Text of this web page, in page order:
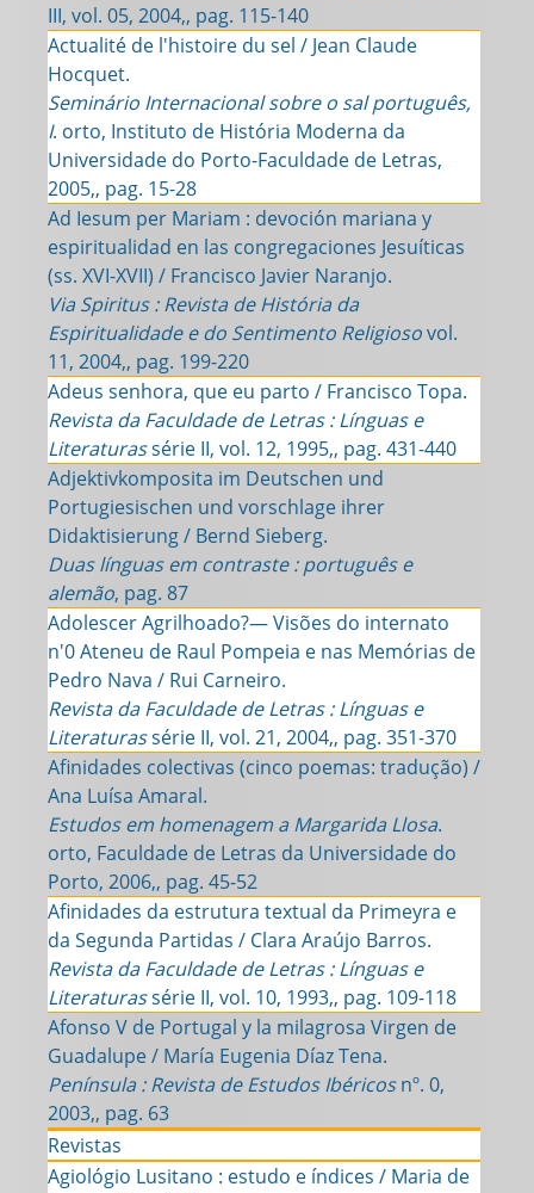
III, vol. 05, 2004,, pag. 115-140
Actualité de l'histoire du sel / Jean Claude
Hocquet.
Seminário Internacional sobre o sal português,
I. orto, Instituto de História Moderna da
Universidade do Porto-Faculdade de Letras,
2005,, pag. 15-28
Ad Iesum per Mariam : devoción mariana y
espiritualidad en las congregaciones Jesuíticas
(ss. XVI-XVII) / Francisco Javier Naranjo.
Via Spiritus : Revista de História da
Espiritualidade e do Sentimento Religiosovol.
11, 2004,, pag. 199-220
Adeus senhora, que eu parto / Francisco Topa.
Revista da Faculdade de Letras : Línguas e
Literaturassérie II, vol. 12, 1995,, pag. 431-440
Adjektivkomposita im Deutschen und
Portugiesischen und vorschlage ihrer
Didaktisierung / Bernd Sieberg.
Duas línguas em contraste : português e
alemão, pag. 87
Adolescer Agrilhoado?— Visões do internato
n'0 Ateneu de Raul Pompeia e nas Memórias de
Pedro Nava / Rui Carneiro.
Revista da Faculdade de Letras : Línguas e
Literaturassérie II, vol. 21, 2004,, pag. 351-370
Afinidades colectivas (cinco poemas: tradução) /
Ana Luísa Amaral.
Estudos em homenagem a Margarida Llosa.
orto, Faculdade de Letras da Universidade do
Porto, 2006,, pag. 45-52
Afinidades da estrutura textual da Primeyra e
da Segunda Partidas / Clara Araújo Barros.
Revista da Faculdade de Letras : Línguas e
Literaturassérie II, vol. 10, 1993,, pag. 109-118
Afonso V de Portugal y la milagrosa Virgen de
Guadalupe / María Eugenia Díaz Tena.
Península : Revista de Estudos Ibéricosnº. 0,
2003,, pag. 63
Revistas
Agiológio Lusitano : estudo e índices / Maria de